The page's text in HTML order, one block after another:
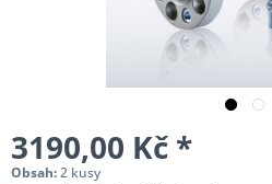
3190,00 Kč *
Obsah:2 kusy